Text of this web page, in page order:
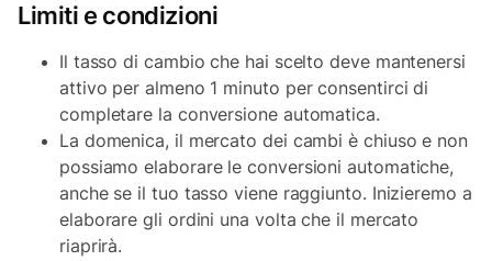
Limiti e condizioni
Il tasso di cambio che hai scelto deve mantenersi
attivo per almeno 1 minuto per consentirci di
completare la conversione automatica.
La domenica, il mercato dei cambi è chiuso e non
possiamo elaborare le conversioni automatiche,
anche se il tuo tasso viene raggiunto. Inizieremo a
elaborare gli ordini una volta che il mercato
riaprirà.